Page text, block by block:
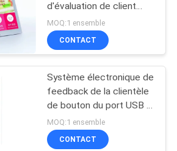
de queue
33
d'évaluation de client
d'écran tactile de 10,1
pouces de banque
MOQ:1 ensemble
CONTACT
Système électronique de
feedback de la clientèle
de bouton du port USB 4
heureux ou pas dispositif
MOQ:1 ensemble
CONTACT